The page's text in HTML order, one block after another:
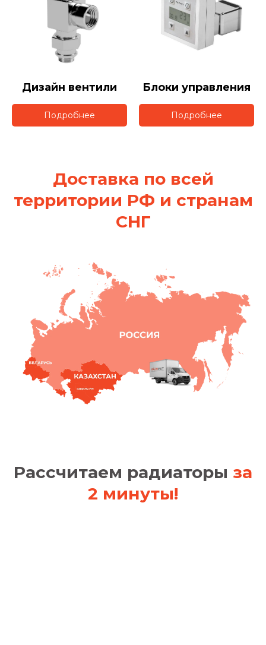
Дизайн вентили
Подробнее
Блоки управления
Подробнее
Доставка по всей
территории РФ и странам
СНГ
Рассчитаем радиаторы за
2 минуты!